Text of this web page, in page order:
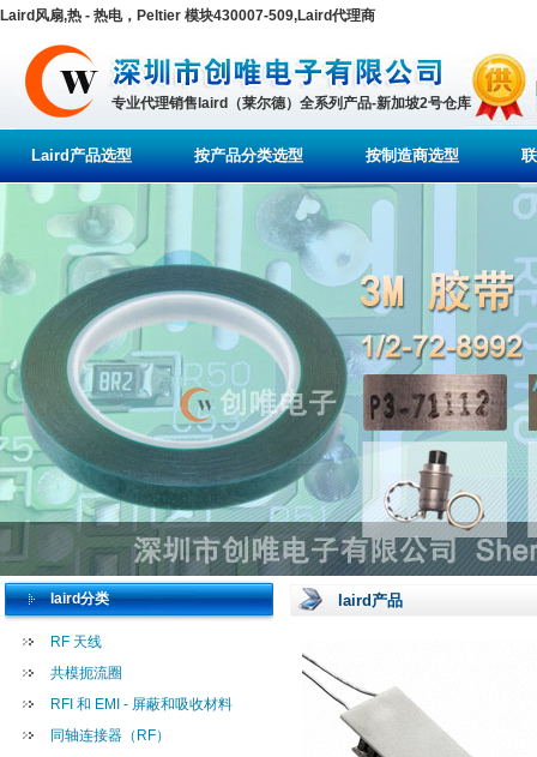
Laird风扇,热 - 热电，Peltier 模块430007-509,Laird代理商
专业代理销售laird（莱尔德）全系列产品-新加坡2号仓库
Laird产品选型 按产品分类选型 按制造商选型
laird分类
RF 天线
共模扼流圈
RFI 和 EMI - 屏蔽和吸收材料
同轴连接器（RF）
laird产品